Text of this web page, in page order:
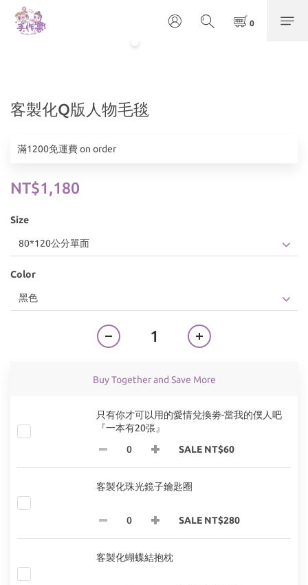
客製化Q版人物毛毯
滿1200免運費 on order
NT$1,180
Size
Color
Buy Together and Save More
只有你才可以用的愛情兌換劵-當我的僕人吧
『一本有20張』
SALE NT$60
客製化珠光鏡子鑰匙圈
SALE NT$280
客製化蝴蝶結抱枕